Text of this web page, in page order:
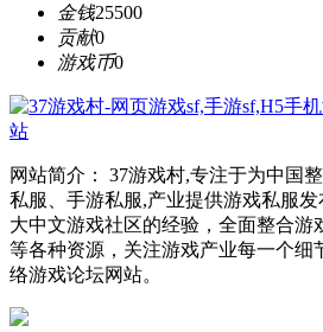
金钱25500
贡献0
游戏币0
网站简介： 37游戏村,专注于为中国
私服、手游私服,产业提供游戏私服
大中文游戏社区的经验，全面整合游
等各种资源，关注游戏产业每一个细
络游戏论坛网站。